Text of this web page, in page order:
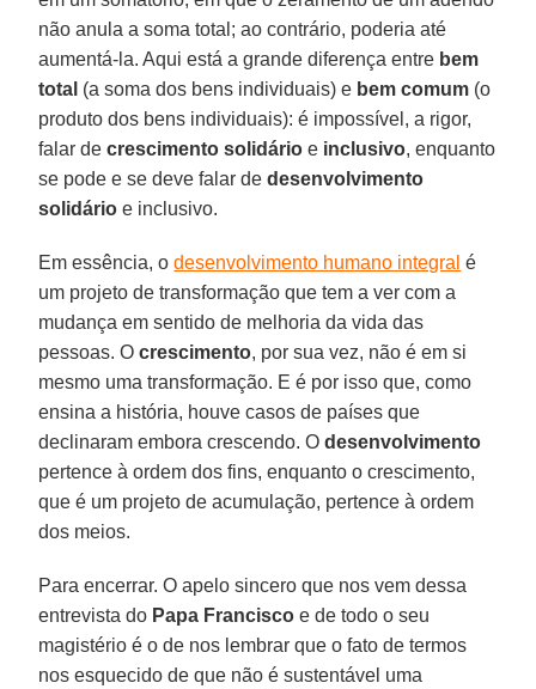
não anula a soma total; ao contrário, poderia até
aumentá-la. Aqui está a grande diferença entre bem
total (a soma dos bens individuais) e bem comum (o
produto dos bens individuais): é impossível, a rigor,
falar decrescimento solidário e inclusivo, enquanto
se pode e se deve falar dedesenvolvimento
solidário e inclusivo.
Em essência, odesenvolvimento humano integral é
um projeto de transformação que tem a ver com a
mudança em sentido de melhoria da vida das
pessoas. Ocrescimento, por sua vez, não é em si
mesmo uma transformação. E é por isso que, como
ensina a história, houve casos de países que
declinaram embora crescendo. Odesenvolvimento
pertence à ordem dos fins, enquanto o crescimento,
que é um projeto de acumulação, pertence à ordem
dos meios.
Para encerrar. O apelo sincero que nos vem dessa
entrevista do Papa Francisco e de todo o seu
magistério é o de nos lembrar que o fato de termos
nos esquecido de que não é sustentável uma